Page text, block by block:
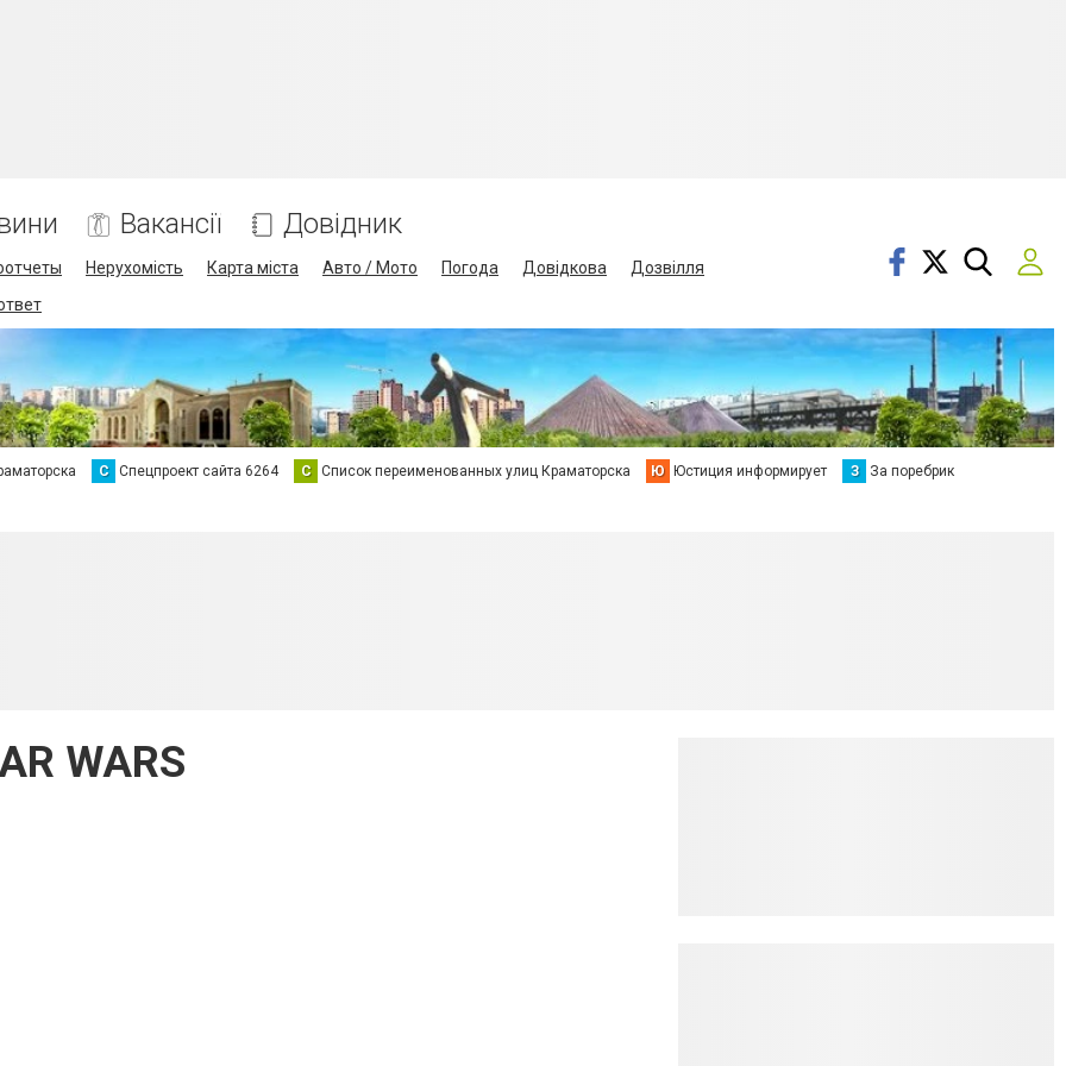
Вакансії Довідник
Нерухомість Карта міста Авто / Мото Погода Довідкова
Дозвілля
С Спецпроект сайта 6264 С Список переименованных улиц Краматорска Ю Юстиция информирует З За поребрик
WARS